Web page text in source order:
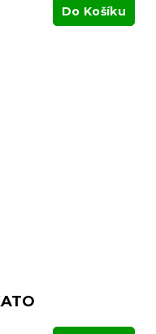
Do Košíku